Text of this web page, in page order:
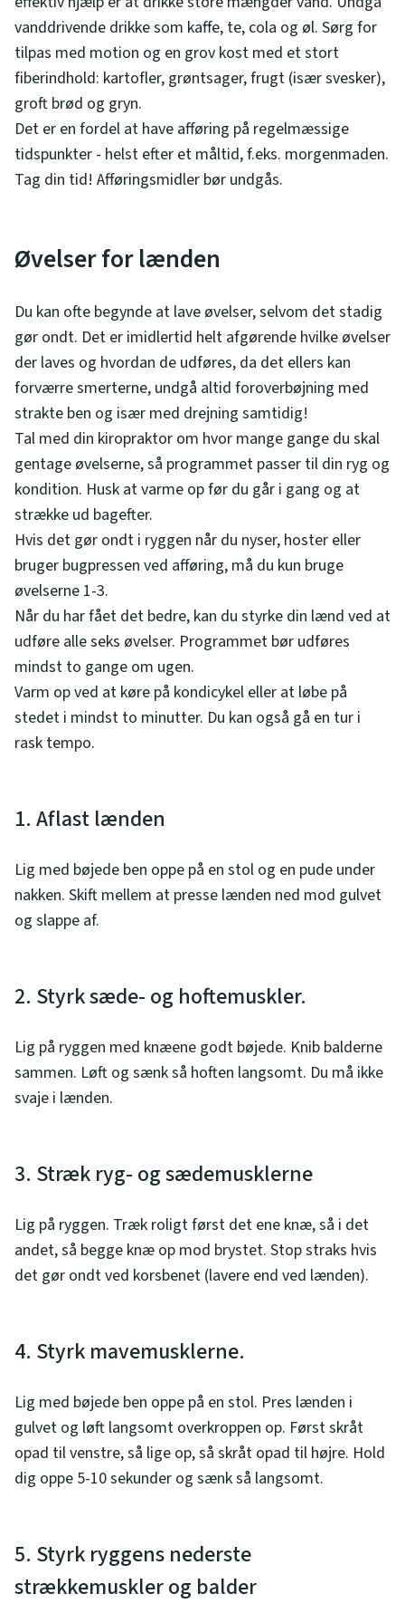
vanddrivende drikke som kaffe, te, cola og øl. Sørg for
tilpas med motion og en grov kost med et stort
fiberindhold: kartofler, grøntsager, frugt (især svesker),
groft brød og gryn.
Det er en fordel at have afføring på regelmæssige
tidspunkter - helst efter et måltid, f.eks. morgenmaden.
Tag din tid! Afføringsmidler bør undgås.
Øvelser for lænden
Du kan ofte begynde at lave øvelser, selvom det stadig
gør ondt. Det er imidlertid helt afgørende hvilke øvelser
der laves og hvordan de udføres, da det ellers kan
forværre smerterne, undgå altid foroverbøjning med
strakte ben og især med drejning samtidig!
Tal med din kiropraktor om hvor mange gange du skal
gentage øvelserne, så programmet passer til din ryg og
kondition. Husk at varme op før du går i gang og at
strække ud bagefter.
Hvis det gør ondt i ryggen når du nyser, hoster eller
bruger bugpressen ved afføring, må du kun bruge
øvelserne 1-3.
Når du har fået det bedre, kan du styrke din lænd ved at
udføre alle seks øvelser. Programmet bør udføres
mindst to gange om ugen.
Varm op ved at køre på kondicykel eller at løbe på
stedet i mindst to minutter. Du kan også gå en tur i
rask tempo.
1. Aflast lænden
Lig med bøjede ben oppe på en stol og en pude under
nakken. Skift mellem at presse lænden ned mod gulvet
og slappe af.
2. Styrk sæde- og hoftemuskler.
Lig på ryggen med knæene godt bøjede. Knib balderne
sammen. Løft og sænk så hoften langsomt. Du må ikke
svaje i lænden.
3. Stræk ryg- og sædemusklerne
Lig på ryggen. Træk roligt først det ene knæ, så i det
andet, så begge knæ op mod brystet. Stop straks hvis
det gør ondt ved korsbenet (lavere end ved lænden).
4. Styrk mavemusklerne.
Lig med bøjede ben oppe på en stol. Pres lænden i
gulvet og løft langsomt overkroppen op. Først skråt
opad til venstre, så lige op, så skråt opad til højre. Hold
dig oppe 5-10 sekunder og sænk så langsomt.
5. Styrk ryggens nederste
strækkemuskler og balder